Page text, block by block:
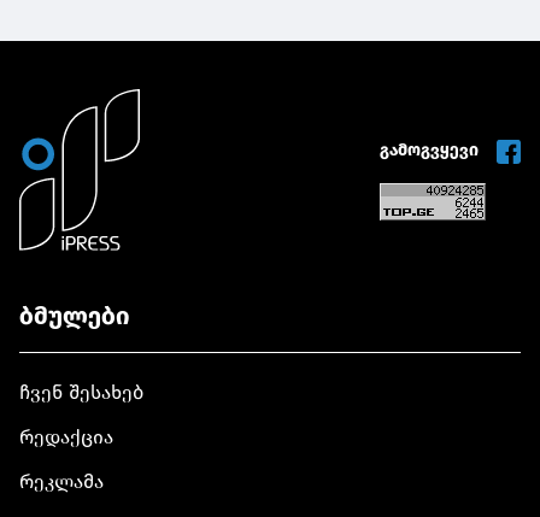
გამოგვყევი
ბმულები
ჩვენ შესახებ
რედაქცია
რეკლამა